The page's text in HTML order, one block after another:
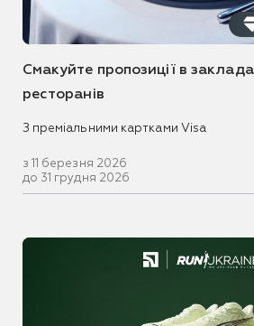
Смакуйте пропозиції в
ресторанів
З преміальними картками Visa
з 11 березня 2026
до 31 грудня 2026